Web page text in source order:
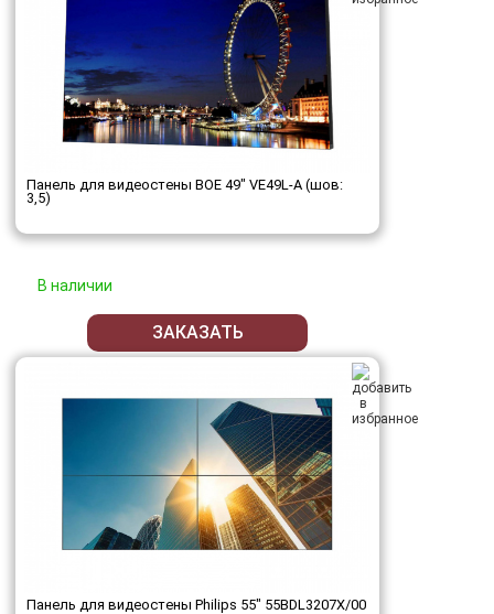
Панель для видеостены BOE 49" VE49L-A (шов:
3,5)
В наличии
ЗАКАЗАТЬ
Панель для видеостены Philips 55" 55BDL3207X/00